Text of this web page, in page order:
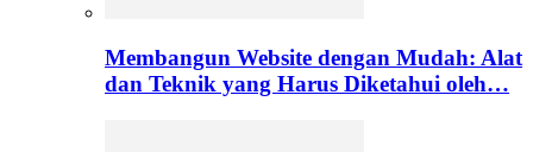
Membangun Website dengan Mudah: Alat
dan Teknik yang Harus Diketahui oleh…